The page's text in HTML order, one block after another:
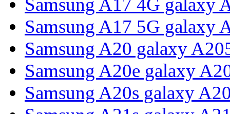
Samsung A17 4G galaxy
Samsung A17 5G galaxy
Samsung A20 galaxy
Samsung A20e galaxy
Samsung A20s galaxy